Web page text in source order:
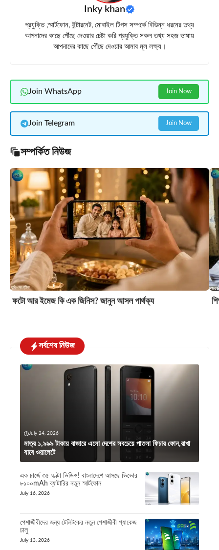
Inky khan
প্রযুক্তি ,স্মার্টফোন, ইন্টারনেট, মোবাইল টিপস সম্পর্কে বিভিন্ন ধরনের তথ্য
আপনাদের কাছে পৌঁছে দেওয়ার চেষ্টা করি প্রযুক্তি সকল তথ্য সহজ ভাষায়
আপনাদের কাছে পৌঁছে দেওয়ার আমার মূল লক্ষ্য।
Join WhatsApp Join Now
Join Telegram Join Now
সম্পর্কিত নিউজ
ফটো আর ইমেজ কি এক জিনিস? জানুন আসল পার্থক্য
সর্বশেষ নিউজ
July 24, 2026
মাত্র ১,৯৯৯ টাকায় বাজারে এলো দেশের সবচেয়ে পাতলা ফিচার ফোন,রাখা
যাবে ওয়ালেটে
এক চার্জে ৩৫ ঘণ্টা ভিডিও! বাংলাদেশে আসছে ভিভোর
৮১০০mAh ব্যাটারির নতুন স্মার্টফোন
July 16, 2026
পেশাজীবীদের জন্য টেলিটকের নতুন পেশাজীবী প্যাকেজ
চালু
July 13, 2026